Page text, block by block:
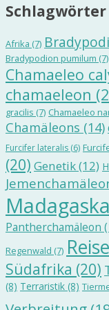
Schlagwörter
Afrika (7)
Bradypodion pumilum (7)
Chamaeleo
chamaeleon
gracilis (7) Chamaeleo
Chamäleons (14)
Furcifer lateralis (6)
(20) Genetik(12)
Pantherchamäleon
Regenwald (7)
Südafrika (20)
(8) Terraristik (8)